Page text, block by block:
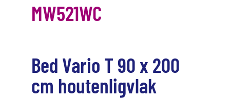
MW521WC
Bed Vario T 90 x 200
cm houtenligvlak